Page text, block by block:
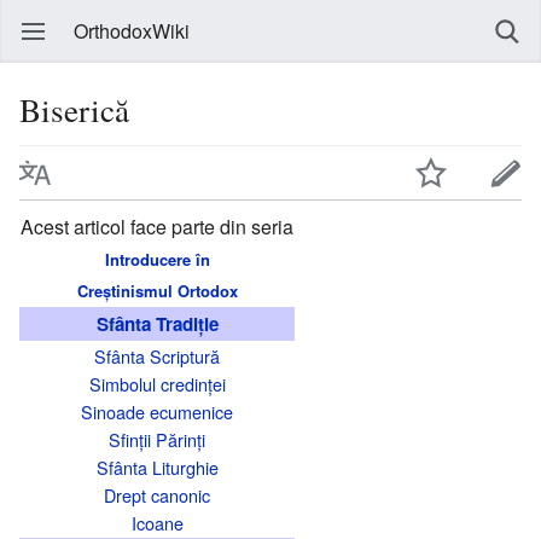
OrthodoxWiki
Biserică
Acest articol face parte din seria
Introducere în
Creștinismul Ortodox
Sfânta Tradiție
Sfânta Scriptură
Simbolul credinței
Sinoade ecumenice
Sfinții Părinți
Sfânta Liturghie
Drept canonic
Icoane